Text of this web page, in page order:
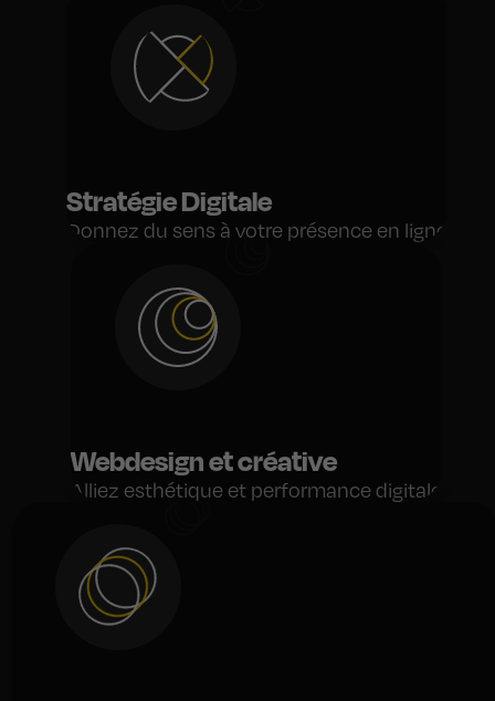
Stratégie Digitale
Donnez du sens à votre présence en ligne
Webdesign et créative
Alliez esthétique et performance digitale